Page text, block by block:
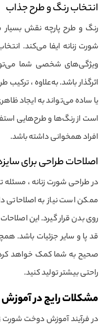
انتخاب رنگ و طرح جذاب
رنگ و طرح پارچه نقش بسیار
شورت زنانه ایفا می‌کند.
ویژگی‌های شخصی شما
اثرگذار باشد. به‌علاوه ، ترکیب
یا ساده می‌تواند به ایجاد
است از رنگ‌ها و طرح‌هایی
افراد همخوانی داشته باشد.
اصلاحات طراحی برای
در طراحی شورت زنانه ،
ممکن است نیاز به اصلاحاتی
روی بدن قرار گیرد. این
قد پا و سایر جزئیات باشد.
صحیح به شما کمک خواهد
راحتی بیشتر تولید کنید.
مشکلات رایج در
در فرآیند آموزش دوخت شورت